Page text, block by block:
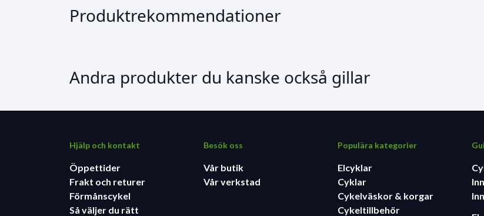
Produktrekommendationer
Andra produkter du kanske också gillar
Hjälp och kontakt
Öppettider
Frakt och returer
Förmånscykel
Så väljer du rätt
Besök oss
Vår butik
Vår verkstad
Populära kategorier
Elcyklar
Cyklar
Cykelväskor & korgar
Cykeltillbehör